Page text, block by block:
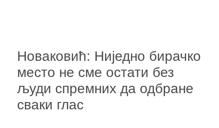
Новаковић: Ниједно бирачко
место не сме остати без
људи спремних да одбране
сваки глас